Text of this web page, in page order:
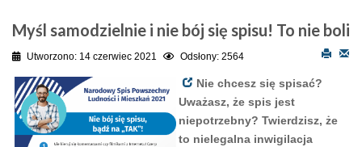
Myśl samodzielnie i nie bój się spisu! To nie boli
Utworzono: 14 czerwiec 2021 Odsłony: 2564
Nie chcesz się spisać?
Uważasz, że spis jest
niepotrzebny? Twierdzisz, że
to nielegalna inwigilacja